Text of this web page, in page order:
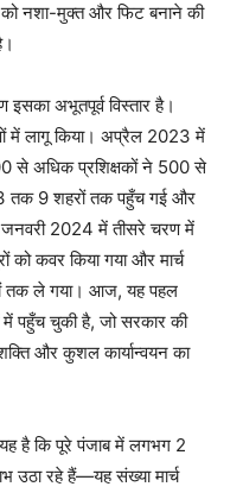
को नशा-मुक्त और फिट बनाने की
अभूतपूर्व विस्तार है।
में लागू किया। अप्रैल 2023 में
से अधिक प्रशिक्षकों ने 500 से
तक 9 शहरों तक पहुँच गई और
2024 में तीसरे चरण में
को कवर किया गया और मार्च
तक ले गया। आज, यह पहल
पहुँच चुकी है, जो सरकार की
और कुशल कार्यान्वयन का
है कि पूरे पंजाब में लगभग 2
उठा रहे हैं—यह संख्या मार्च